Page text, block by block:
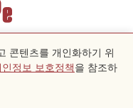
근처 스팟
콘텐츠를 개인화하기 위
인정보 보호정책을 참조하